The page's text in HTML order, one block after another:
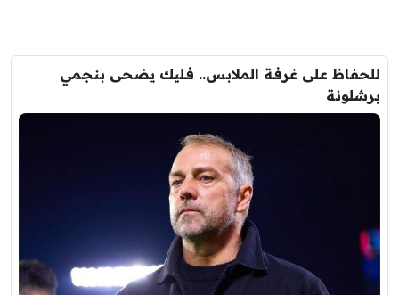
للحفاظ على غرفة الملابس.. فليك يضحى بنجمي
برشلونة